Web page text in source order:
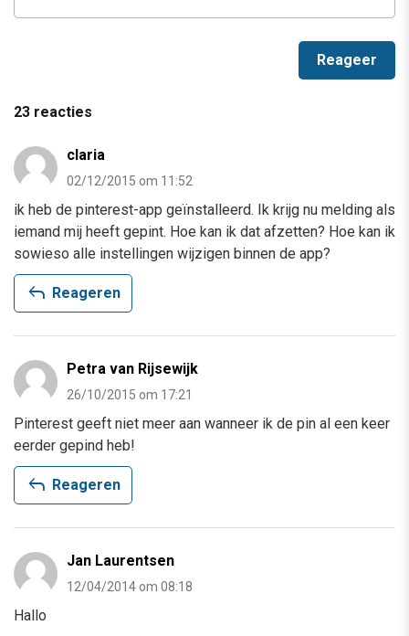
23 reacties
claria
02/12/2015 om 11:52
ik heb de pinterest-app geïnstalleerd. Ik krijg nu melding als
iemand mij heeft gepint. Hoe kan ik dat afzetten? Hoe kan ik
sowieso alle instellingen wijzigen binnen de app?
reply Reageren
Petra van Rijsewijk
26/10/2015 om 17:21
Pinterest geeft niet meer aan wanneer ik de pin al een keer
eerder gepind heb!
reply Reageren
Jan Laurentsen
12/04/2014 om 08:18
Hallo